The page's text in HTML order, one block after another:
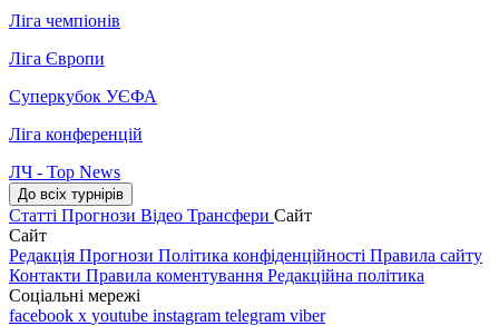
Ліга чемпіонів
Ліга Європи
Суперкубок УЄФА
Ліга конференцій
ЛЧ - Top News
До всіх турнірів
Статті Прогнози Відео Трансфери Сайт
Сайт
Редакція Прогнози Політика конфіденційності Правила сайту
Контакти Правила коментування Редакційна політика
Соціальні мережі
facebook x youtube instagram telegram viber